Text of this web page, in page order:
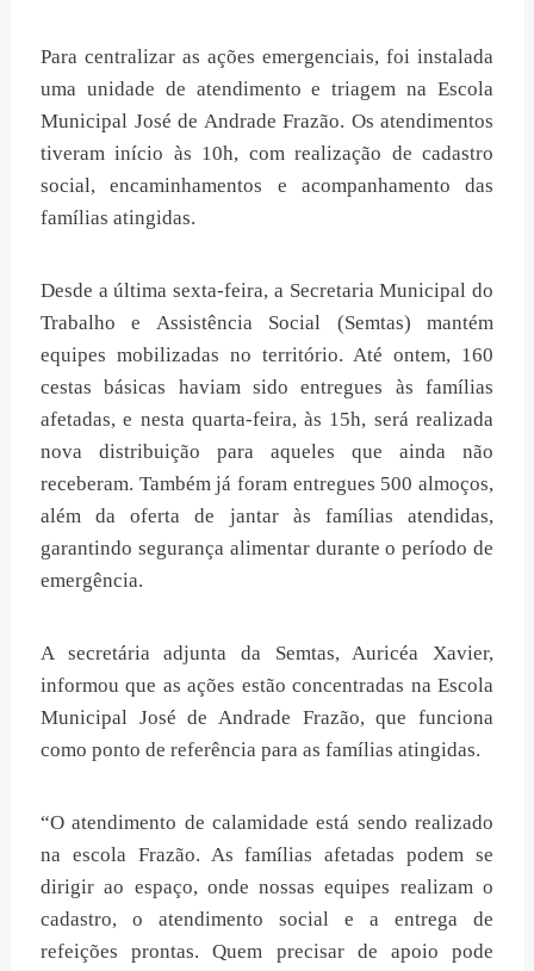
Para centralizar as ações emergenciais, foi instalada
uma unidade de atendimento e triagem na Escola
Municipal José de Andrade Frazão. Os atendimentos
tiveram início às 10h, com realização de cadastro
social, encaminhamentos e acompanhamento das
famílias atingidas.
Desde a última sexta-feira, a Secretaria Municipal do
Trabalho e Assistência Social (Semtas) mantém
equipes mobilizadas no território. Até ontem, 160
cestas básicas haviam sido entregues às famílias
afetadas, e nesta quarta-feira, às 15h, será realizada
nova distribuição para aqueles que ainda não
receberam. Também já foram entregues 500 almoços,
além da oferta de jantar às famílias atendidas,
garantindo segurança alimentar durante o período de
emergência.
A secretária adjunta da Semtas, Auricéa Xavier,
informou que as ações estão concentradas na Escola
Municipal José de Andrade Frazão, que funciona
como ponto de referência para as famílias atingidas.
“O atendimento de calamidade está sendo realizado
na escola Frazão. As famílias afetadas podem se
dirigir ao espaço, onde nossas equipes realizam o
cadastro, o atendimento social e a entrega de
refeições prontas. Quem precisar de apoio pode